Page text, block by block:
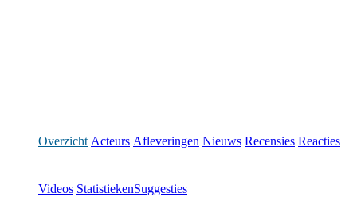
Overzicht Acteurs Afleveringen Nieuws Recensies Reacties
Videos StatistiekenSuggesties